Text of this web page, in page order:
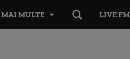
LIVE FM
MAI MULTE